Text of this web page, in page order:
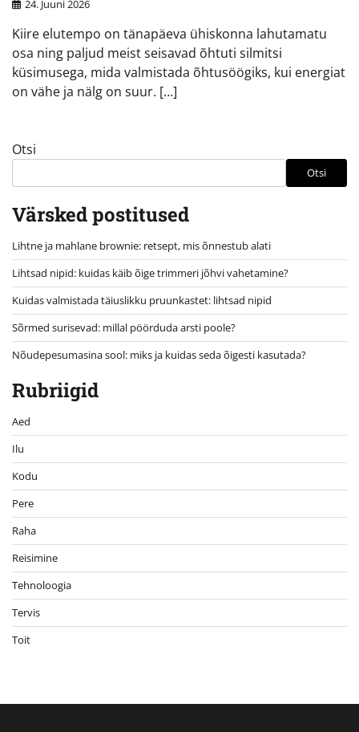
24. Juuni 2026
Kiire elutempo on tänapäeva ühiskonna lahutamatu
osa ning paljud meist seisavad õhtuti silmitsi
küsimusega, mida valmistada õhtusöögiks, kui energiat
on vähe ja nälg on suur. […]
Otsi
Otsi
Värsked postitused
Lihtne ja mahlane brownie: retsept, mis õnnestub alati
Lihtsad nipid: kuidas käib õige trimmeri jõhvi vahetamine?
Kuidas valmistada täiuslikku pruunkastet: lihtsad nipid
Sõrmed surisevad: millal pöörduda arsti poole?
Nõudepesumasina sool: miks ja kuidas seda õigesti kasutada?
Rubriigid
Aed
Ilu
Kodu
Pere
Raha
Reisimine
Tehnoloogia
Tervis
Toit